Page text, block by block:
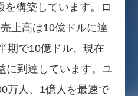
を構築しています。ロ
上高は10億ドルに達
期で10億ドル、現在
に到達しています。ユ
万人、1億人を最速で